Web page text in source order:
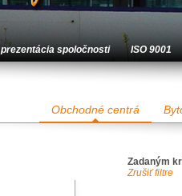
prezentácia spoločnosti ISO 9001
Obchodné centrá
Zadaným
Zrušiť filtre